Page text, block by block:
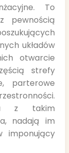
To
pewnością
układów
otwarcie
strefy
parterowe
z takim
nadają im
imponujący